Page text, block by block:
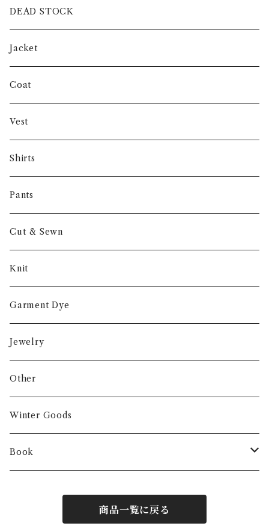
intch.
SHUREN
INVERTERE
Gambert
NORIEI
Other
DEAD STOCK
Jacket
Coat
Vest
Shirts
Pants
Cut & Sewn
Knit
Garment Dye
Jewelry
Other
Winter Goods
Book
商品一覧に戻る